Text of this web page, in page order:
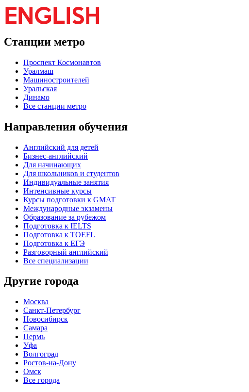
Станции метро
Проспект Космонавтов
Уралмаш
Машиностроителей
Уральская
Динамо
Все станции метро
Направления обучения
Английский для детей
Бизнес-английский
Для начинающих
Для школьников и студентов
Индивидуальные занятия
Интенсивные курсы
Курсы подготовки к GMAT
Международные экзамены
Образование за рубежом
Подготовка к IELTS
Подготовка к TOEFL
Подготовка к ЕГЭ
Разговорный английский
Все специализации
Другие города
Москва
Санкт-Петербург
Новосибирск
Самара
Пермь
Уфа
Волгоград
Ростов-на-Дону
Омск
Все города